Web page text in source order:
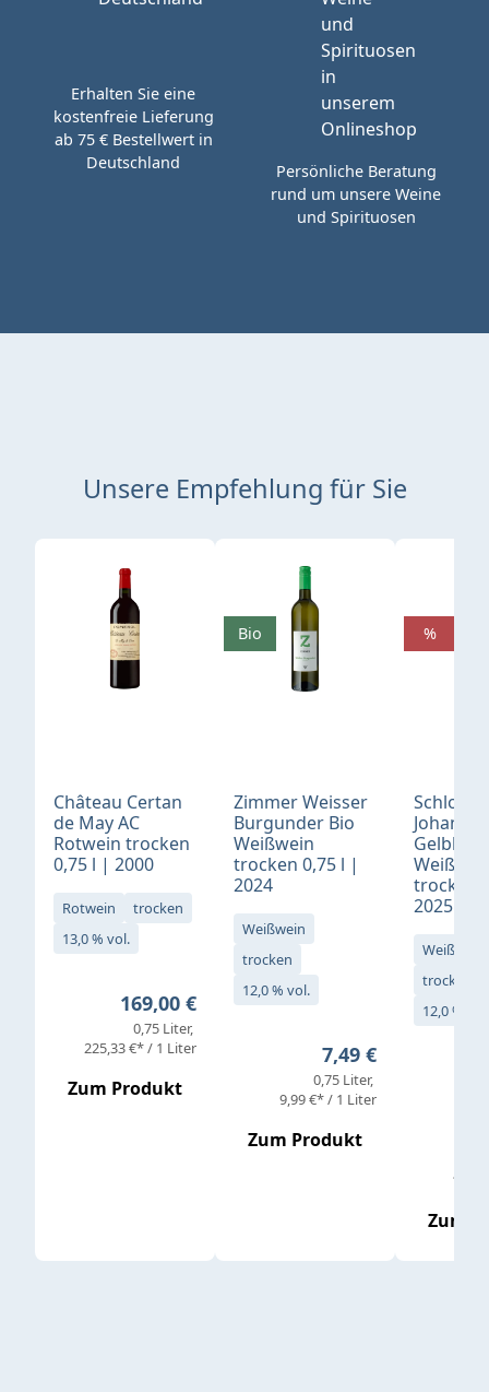
Erhalten Sie eine
kostenfreie Lieferung
ab 75 € Bestellwert in
Deutschland
Persönliche Beratung
rund um unsere Weine
und Spirituosen
Unsere Empfehlung für Sie
Produktgalerie überspringen
Château Certan
de May AC
Rotwein trocken
0,75 l | 2000
Rotwein
trocken
13,0 % vol.
Regulärer Preis:
169,00 €
0,75 Liter
225,33 €* / 1 Liter
Zum Produkt
Zimmer Weisser
Burgunder Bio
Weißwein
trocken 0,75 l |
2024
Weißwein
trocken
12,0 % vol.
Regulärer Preis:
7,49 €
0,75 Liter
9,99 €* / 1 Liter
Zum Produkt
Bio
Schloß
Gelblack
trocken
2025
Weißwein
trocken
12,0 % vol.
Zum
%